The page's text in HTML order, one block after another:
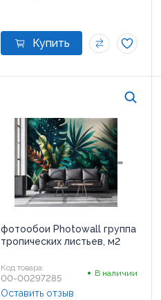
фотообои Photowall группа
тропических листьев, м2
Код товара:
00-00297285 В наличии
Оставить отзыв